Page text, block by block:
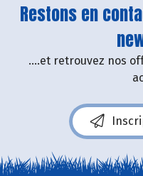
Restons en
....et retrouvez nos